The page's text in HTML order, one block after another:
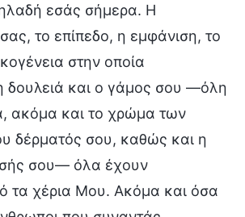
εσάς σήμερα. Η
το επίπεδο, η εμφάνιση, το
στην οποία
δουλειά και ο γάμος σου —όλη
ακόμα και το χρώμα των
δέρματός σου, καθώς και η
σου— όλα έχουν
τα χέρια Μου. Ακόμα και όσα